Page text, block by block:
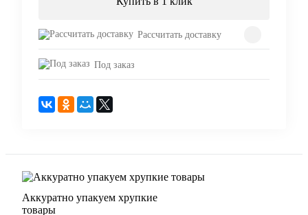
Рассчитать доставку
Под заказ
Аккуратно упакуем хрупкие
товары